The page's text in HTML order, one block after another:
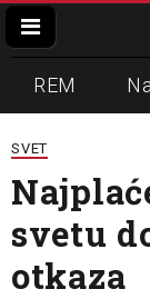
REM
Zvučni top
Propaganda
Informer
SVET
svetu
otkaza